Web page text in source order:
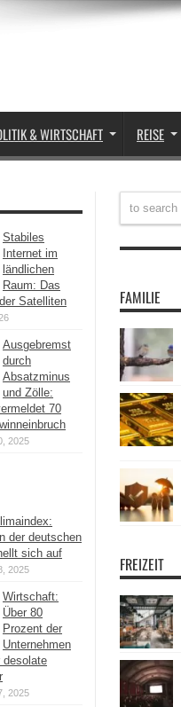
& WIRTSCHAFT REISE
Stabiles
Internet im
ländlichen
Raum: Das
Satelliten
Ausgebremst
durch
Absatzminus
und Zölle:
70
2025
der deutschen
sich auf
2025
Wirtschaft:
Über 80
Prozent der
Unternehmen
desolate
2025
FAMILIE
FREIZEIT